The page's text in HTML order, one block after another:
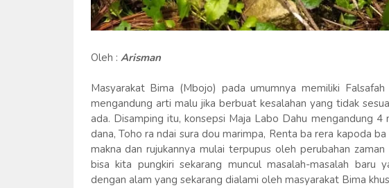
Oleh : Arisman
Masyarakat Bima (Mbojo) pada umumnya memiliki
mengandung arti malu jika berbuat kesalahan yang tidak
ada. Disamping itu, konsepsi Maja Labo Dahu mengandung
dana, Toho ra ndai sura dou marimpa, Renta ba rera kapoda
makna dan rujukannya mulai terpupus oleh perubahan
bisa kita pungkiri sekarang muncul masalah-masalah baru
dengan alam yang sekarang dialami oleh masyarakat Bima